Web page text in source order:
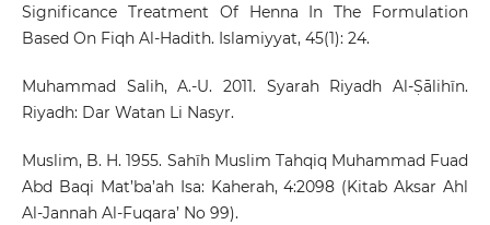
Significance Treatment Of Henna In The Formulation
Based On Fiqh Al-Hadith. Islamiyyat, 45(1): 24.
Muhammad Salih, A.-U. 2011. Syarah Riyadh Al-Ṣālihīn.
Riyadh: Dar Watan Li Nasyr.
Muslim, B. H. 1955. Sahīh Muslim Tahqiq Muhammad Fuad
Abd Baqi Mat’ba’ah Isa: Kaherah, 4:2098 (Kitab Aksar Ahl
Al-Jannah Al-Fuqara’ No 99).